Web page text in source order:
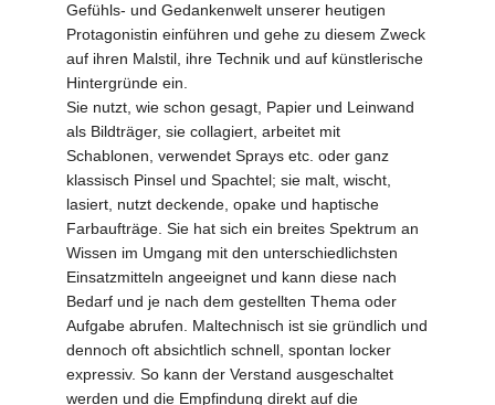
Gefühls- und Gedankenwelt unserer heutigen
Protagonistin einführen und gehe zu diesem Zweck
auf ihren Malstil, ihre Technik und auf künstlerische
Hintergründe ein.
Sie nutzt, wie schon gesagt, Papier und Leinwand
als Bildträger, sie collagiert, arbeitet mit
Schablonen, verwendet Sprays etc. oder ganz
klassisch Pinsel und Spachtel; sie malt, wischt,
lasiert, nutzt deckende, opake und haptische
Farbaufträge. Sie hat sich ein breites Spektrum an
Wissen im Umgang mit den unterschiedlichsten
Einsatzmitteln angeeignet und kann diese nach
Bedarf und je nach dem gestellten Thema oder
Aufgabe abrufen. Maltechnisch ist sie gründlich und
dennoch oft absichtlich schnell, spontan locker
expressiv. So kann der Verstand ausgeschaltet
werden und die Empfindung direkt auf die